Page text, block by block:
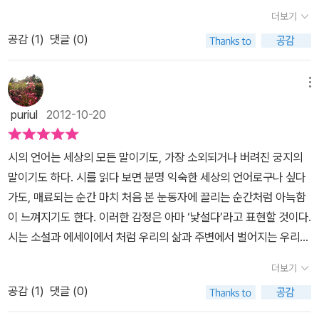
저녁 어스름 내리는 서쪽으로우리가 하나의 어둠이 되어또는 물 위에
뜬 별이 되어꽃초롱 앞세우고 가야 한다면꽃초롱 하나로 천리 밖까지
눈 밝히고 눈 밝히고 가야 한다면. '공식이 없는 세 가지, 인생, 사랑,
시'라는 제목의 서문에서 네 사람은 이렇게 쓴다. 좋은 시는 사람을 변
화하게도 하고, 추억의 등불에 사로잡히게도 하고, 울분의 눈물을 반
짝이게도 하고, 때로는 마음의 날카로운 칼이 되기도 한다. 이 한 권의
책이 우리 모두에게 시의 왕국으로 가는 쉬운 길잡이가 되었으면 한
다. 이 한 권의 책으로 더 깊은 시의 나라로 나아가고 안 가고는 읽는
이의 몫이지만 언급되는 시와 시인들을 메모해 뒀다가하나씩 찾아가
보는 '시 나들이길'도 이 가을에 가볼 수 있는 참 좋은 길이지 싶
다.
있기에 살아가면서 누구나 겪어야 할지는 모르겠으나 그 사랑이 성장
통이 될 수도 있다는 생각을 해본다. 아이처럼 사랑하고 있지만, 사랑
의 실패로 더 큰 어른이 된 사람도 있을 것이고 그 사랑이 변함없이 이
어져 왔기에 그 사람과 평생 함께하고 있는 사람도 있을 수도 있다. 이
처럼 사랑이라는 것은 많은 것을 변화하게 하고 인생을 그리고 나 자
신을 조금 더 성장시키는 것 같다. 이 책에서 말하는 네 사람의 사랑이
라는 것에 대한 정의나 이야기는 그들이 말해주는 시를 통해서 더 깊
이 와 닿는다는 점에서 사랑이라는 단어 하나로 네 명이 말하는 사랑
은 모두 다르다는 것을 알 수 있었고 그들에게서 사랑의 대상 또한 다
다르다는 것도 알 수 있었다. 오랜만에 사랑에 관련된 소설이 아닌 에
세이를 통해서 사랑에 대한 그들의 깊은 울림을 느낄 수 있었기에 그
들이 말하고 있는 문장 한 줄이라도 놓치고 싶지 않았기에 책을 읽는
정호승의 작품으로는 동화 <연인>, < 항아리>를,안도현의 작품으로
는 <연어>를 읽었다. 그들의 동화가 순수하고 아름답기에 그들이 시
인이 되지 않았을까 하는 생각을 해 보게 된다.세상을 바라보는 눈, 그
것이 시인의 눈과 일치하는 것이 아닐까.정호승, 안도현, 장석남, 하응
백은 각자 오랫동안 그들이 사랑했던 시에 대한 사랑고백을 이 책 속
에 담아 낸다. 그리고 그 시들에 얽힌 사연들을 소개한다.가난했던 시
절의 이야기, 암울했던 시절의 이야기, 학창시절의 이야기, 어머니에
대한 이야기, 친구에 대한 이야기가 진솔하게 펼쳐진다. 물론, 시와 함
께~~시인 정호승의 고향은 하동이다. 그래서 섬진강에 대한 기억이
있다. 어느날 곽재구 시인의 사평역이란 시를 읽으며 마치 자신이 쓴
듯한 착각을 일을킬 정도로 공감을 했다고 하니...기차역은 그리움의
장소, 눈물이 많은 곳, 그래서 우리 인생을 기차에 비유하곤한다. 인생
차를 타고 각자 거쳐가야 할 역을 거쳐가고 있는지도 모른다. ' (p. 2
다 해도 자동차에 치여 죽어버리는 그런 세기의 삶은 불행하다.' 정호
승 시인은 신경림 시인의 <봄날>에 나오는 아흔의 어머니와 일흔의
랑한다는 백 마디 말보다 말없이 새벽에 일어나 손자가 자는 방에 군
불을 지피는 것이 바로 사랑의 원형이 아닐까라고 이야기한다. 사랑
은 그리 호들갑스러운 것이 아니다. 사랑은 평범한 일상 속에서 이러
한 은근한 희생을 수반한다. '나는 사랑의 가장 중요한 본질을 희생
이라고 생각한다. 희생 없는 사랑은 사랑이 아니다. 희생이 바탕이 되
지 않은 사랑은 사상누각에 불과하다. 자기의 몸을 온통 자식들에게
먹이로 제공한 뒤 일생을 마치는 거미도 있다고 한다. 사랑에서 희생
의 본질은 그런 높이까지 다다를 수 있어야 한다는 것이다.' 책 <우리
가 사랑에 빠졌을 때>에서 두 번째로 소개되는 시인의 이야기는 안도
라는 시를 이야기한다. 그는 황동규를 읽으면 시가 묘사의 양식이라
는 것을 배울 수 있다고 말한다. 지독할 정도로 들여다보고, 냉정할 정
도로 묘사하는 데 심혈을 기울이는 황동규 시인의 시를 많이 읽어보
인과 한 명의 평론가. 그들이 좋아하는 시, 그리고 그 시에 묻어있는
본인들의 기억과 사랑. 단지 이 글들을 이렇게 모아 놓았을 때 한 권의
책으로써 어떤 이야기를 하고 싶었는지 사실 잘 모르겠다.굳이 이런
빡빡한 시선을 갖지 않고 이 책을 읽는다면, 시를 좋아하는 이들에게,
이 책에 나오는 시인들을 기억하는 이들에게, 그리고 이 책 마디 마디
에 등장하는 수많은 그 시들을 외우거나 기꺼이 찾아 보면서 읽을만
한 사람들에게는 꽤 잔잔한 여운이 남을 만한 책이지만, 시를 잘 읽지
않는 사람들에게는 꽤나 불친절하고(이야기의 시작점이 되는 그 모든
시들이 정작 본문에는 없다) 참 가까이 와닿을 수 없는 책이 될 수도
있을 것 같다. 그래도, 청춘 시절의 사랑, 그리고 어머니에 대한 글들
은 사람의 보편적인 기억을 매만지기에 마음에 와 닿아 박히는 부분
들이 많이 있는데, 그건 여기의 글들이 시인들의 글이기에, 비록 산문
이지만 문장마다 영글어 있는 그 말들이 참 예쁘고, 그 표현들이 참 간
결하면서도 부드럽기 때문일 것이다. 그렇게 이 책이 갖고 있는 생명
더보기
공감 (1) 댓글 (0)
puriul 2012-10-20
시의 언어는 세상의 모든 말이기도, 가장 소외되거나 버려진 궁지의
말이기도 하다. 시를 읽다 보면 분명 익숙한 세상의 언어로구나 싶다
가도, 매료되는 순간 마치 처음 본 눈동자에 끌리는 순간처럼 아늑함
이 느껴지기도 한다. 이러한 감정은 아마 ‘낯설다’라고 표현할 것이다.
시는 소설과 에세이에서 처럼 우리의 삶과 주변에서 벌어지는 우리의
응축된 언어들의 배열이 낯설어서 우리는 시를 어렵다고 오해하는 것
이다. 분명한 것은 시는 세상의 모든 것으로부터 잉태된 것이며 동시
에 시인마다의 고유한 눈이 그 보편성을 단 하나의 언어로 변환시켜
더보기
공감 (1) 댓글 (0)